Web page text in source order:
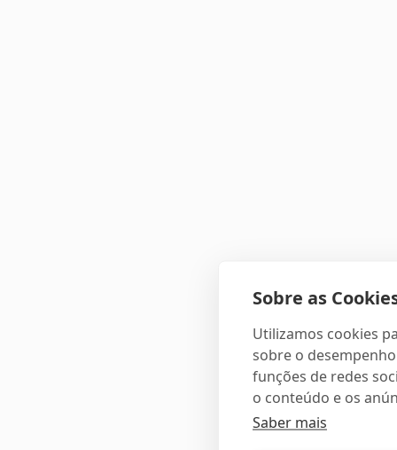
Sobre as
Utilizamos cookies
sobre o
funções de redes
o conteúdo e os
Saber mais